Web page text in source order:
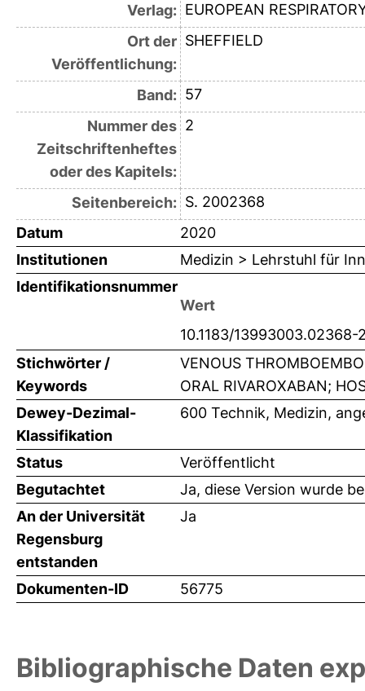
Verlag: EUROPEAN
Ort der
Veröffentlichung:
SHEFFIELD
Band: 57
Nummer des
Zeitschriftenheftes
oder des Kapitels:
2
Seitenbereich: S. 2002368
Datum
2020
Institutionen
Medizin > Lehrstuhl für
Identifikationsnummer
Wert
10.1183/13993003.02368-
Stichwörter /
Keywords
VENOUS
ORAL RIVAROXABAN;
Dewey-Dezimal-
Klassifikation
600 Technik, Medizin,
Status
Veröffentlicht
Begutachtet
Ja, diese Version wurde
An der Universität
Regensburg
entstanden
Ja
Dokumenten-ID 56775
Bibliographische Daten